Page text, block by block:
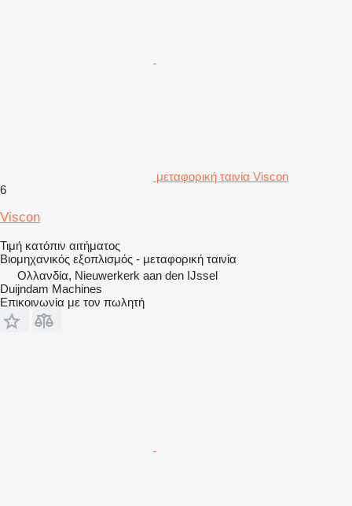
μεταφορική ταινία Viscon
6
Viscon
Τιμή κατόπιν αιτήματος
Βιομηχανικός εξοπλισμός - μεταφορική ταινία
Ολλανδία, Nieuwerkerk aan den IJssel
Duijndam Machines
Επικοινωνία με τον πωλητή